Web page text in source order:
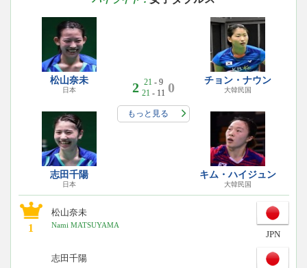
松山奈未
日本
志田千陽
日本
2 21 - 9
21 - 11 0
もっと見る
チョン・ナウン
大韓民国
キム・ハイジュン
大韓民国
1
松山奈未
Nami MATSUYAMA
JPN
志田千陽